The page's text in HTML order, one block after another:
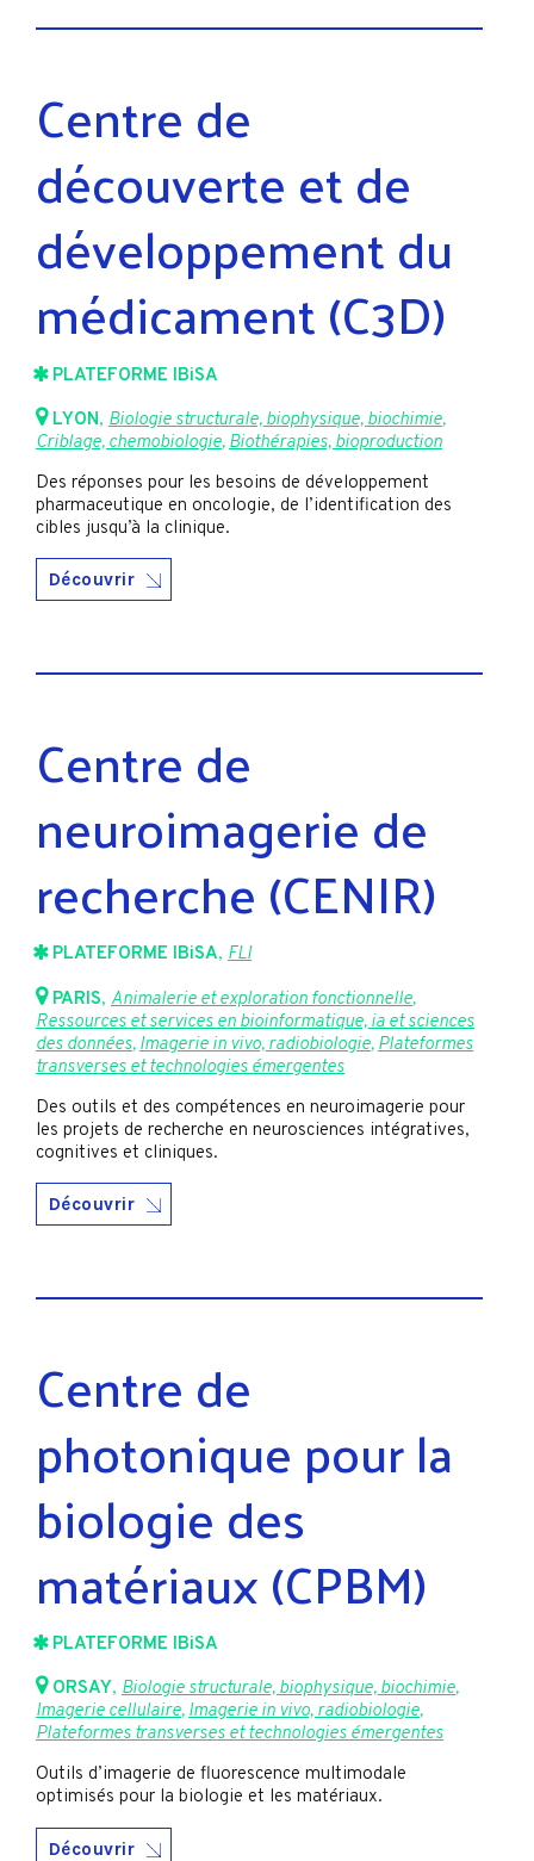
Centre de
découverte et de
développement du
médicament (C3D)
PLATEFORME IBiSA
LYON, Biologie structurale, biophysique, biochimie,
Criblage, chemobiologie, Biothérapies, bioproduction
Des réponses pour les besoins de développement
pharmaceutique en oncologie, de l’identification des
cibles jusqu’à la clinique.
Découvrir
Centre de
neuroimagerie de
recherche (CENIR)
PLATEFORME IBiSA, FLI
PARIS, Animalerie et exploration fonctionnelle,
Ressources et services en bioinformatique, ia et sciences
des données, Imagerie in vivo, radiobiologie, Plateformes
transverses et technologies émergentes
Des outils et des compétences en neuroimagerie pour
les projets de recherche en neurosciences intégratives,
cognitives et cliniques.
Découvrir
Centre de
photonique pour la
biologie des
matériaux (CPBM)
PLATEFORME IBiSA
ORSAY, Biologie structurale, biophysique, biochimie,
Imagerie cellulaire,Imagerie in vivo, radiobiologie,
Plateformes transverses et technologies émergentes
Outils d’imagerie de fluorescence multimodale
optimisés pour la biologie et les matériaux.
Découvrir